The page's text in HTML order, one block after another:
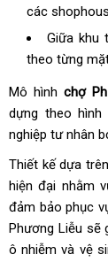
các
Giữa khu
theo từng
Mô hình chợ
dựng theo
nghiệp tư nhân
Thiết kế dựa
hiện đại nhằm
đảm bảo phục
Phương Liễu sẽ
ô nhiễm và vệ